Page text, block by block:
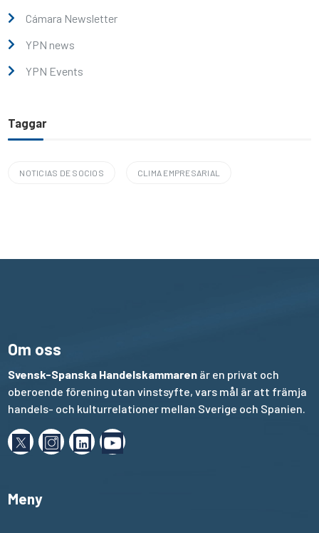
Cámara Newsletter
YPN news
YPN Events
Taggar
NOTICIAS DE SOCIOS CLIMA EMPRESARIAL
Om oss
Svensk-Spanska Handelskammaren är en privat och
oberoende förening utan vinstsyfte, vars mål är att främja
handels- och kulturrelationer mellan Sverige och Spanien.
Meny